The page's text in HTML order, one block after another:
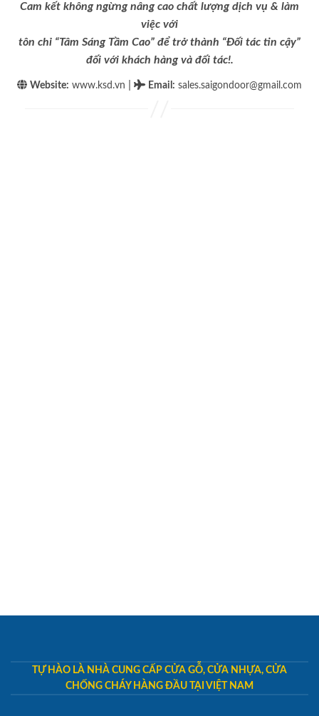
Cam kết không ngừng nâng cao chất lượng dịch vụ & làm
việc với
tôn chỉ “Tâm Sáng Tầm Cao” để trở thành “Đối tác tin cậy”
đối với khách hàng và đối tác!.
Website: www.ksd.vn Email : sales.saigondoor@gmail.com
TỰ HÀO LÀ NHÀ CUNG CẤP CỬA GỖ, CỬA NHỰA, CỬA
CHỐNG CHÁY HÀNG ĐẦU TẠI VIỆT NAM